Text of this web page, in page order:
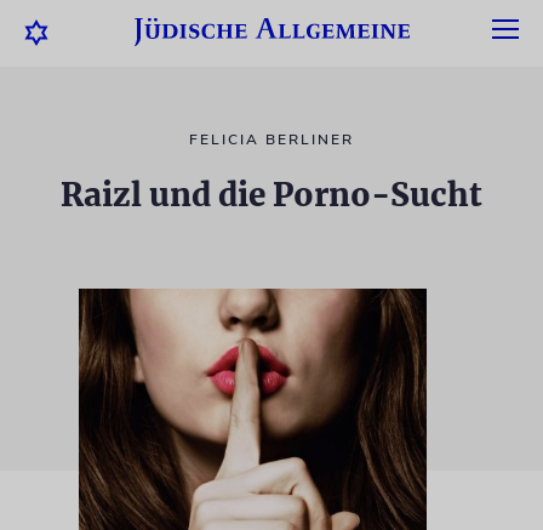
FELICIA BERLINER
Raizl und die Porno-Sucht